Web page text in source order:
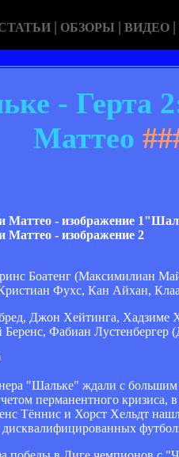
| ОБЗОРЫ | ВИДЕО |
- Герта
Маттео
Боатенг (Максимилиан
Фухс, Кан Айхан,
Джон Хейтинга, Хадзиме
Фабиан Лустенбергер
"Шальке" ждали с
перманентного
Тённис и Хорст Хельдт